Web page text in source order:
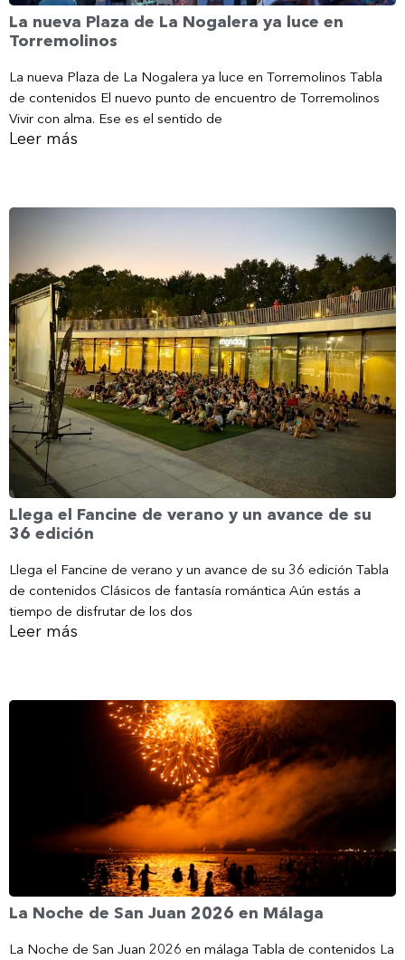
La nueva Plaza de La Nogalera ya luce en
Torremolinos
La nueva Plaza de La Nogalera ya luce en Torremolinos Tabla
de contenidos El nuevo punto de encuentro de Torremolinos
Vivir con alma. Ese es el sentido de
Leer más
Llega el Fancine de verano y un avance de su
36 edición
Llega el Fancine de verano y un avance de su 36 edición Tabla
de contenidos Clásicos de fantasía romántica Aún estás a
tiempo de disfrutar de los dos
Leer más
La Noche de San Juan 2026 en Málaga
La Noche de San Juan 2026 en málaga Tabla de contenidos La